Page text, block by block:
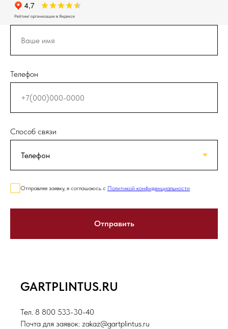
Телефон
Способ связи
Отправляя заявку, я соглашаюсь с Политикой конфиденциальности
Отправить
GARTPLINTUS.RU
Тел. 8 800 533-30-40
Почта для заявок: zakaz@gartplintus.ru